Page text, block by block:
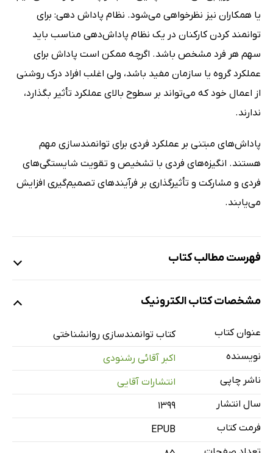
یا همکاران نیز نظرخواهی می‌شود. نظام پاداش دهی: برای
توانمند کردن کارکنان در یک نظام پاداش‌دهی مناسب باید
سهم هر فرد مشخص باشد. اگرچه ممکن است پاداش برای
عملکرد گروه یا سازمان مفید باشد، ولی اغلب افراد درک روشنی
از اعمال خود که می‌تواند بر سطوح بالای عملکرد تأثیر بگذارد،
ندارند.
پاداش‌های مبتنی بر عملکرد فردی برای توانمندسازی مهم
هستند. انگیزه‌های فردی با تشخیص و تقویت شایستگی‌های
فردی و مشارکت و تأثیرگذاری بر فرآیندهای تصمیم‌گیری افزایش
می‌یابند.
فهرست مطالب کتاب
تاریخچه توانمندسازی
رویکردهای توانمندسازی
داشتن حق انتخاب (خودسامانی)
توانمندسازی روان‌شناختی
احساس معنی‌دار بودن
احساس خودکارآمدی
مشخصات کتاب الکترونیک
عنوان کتاب
کتاب توانمندسازی روانشناختی
نویسنده
اکبر آقائی رشنودی
ناشر چاپی
انتشارات آقایی
سال انتشار
۱۳۹۹
فرمت کتاب
EPUB